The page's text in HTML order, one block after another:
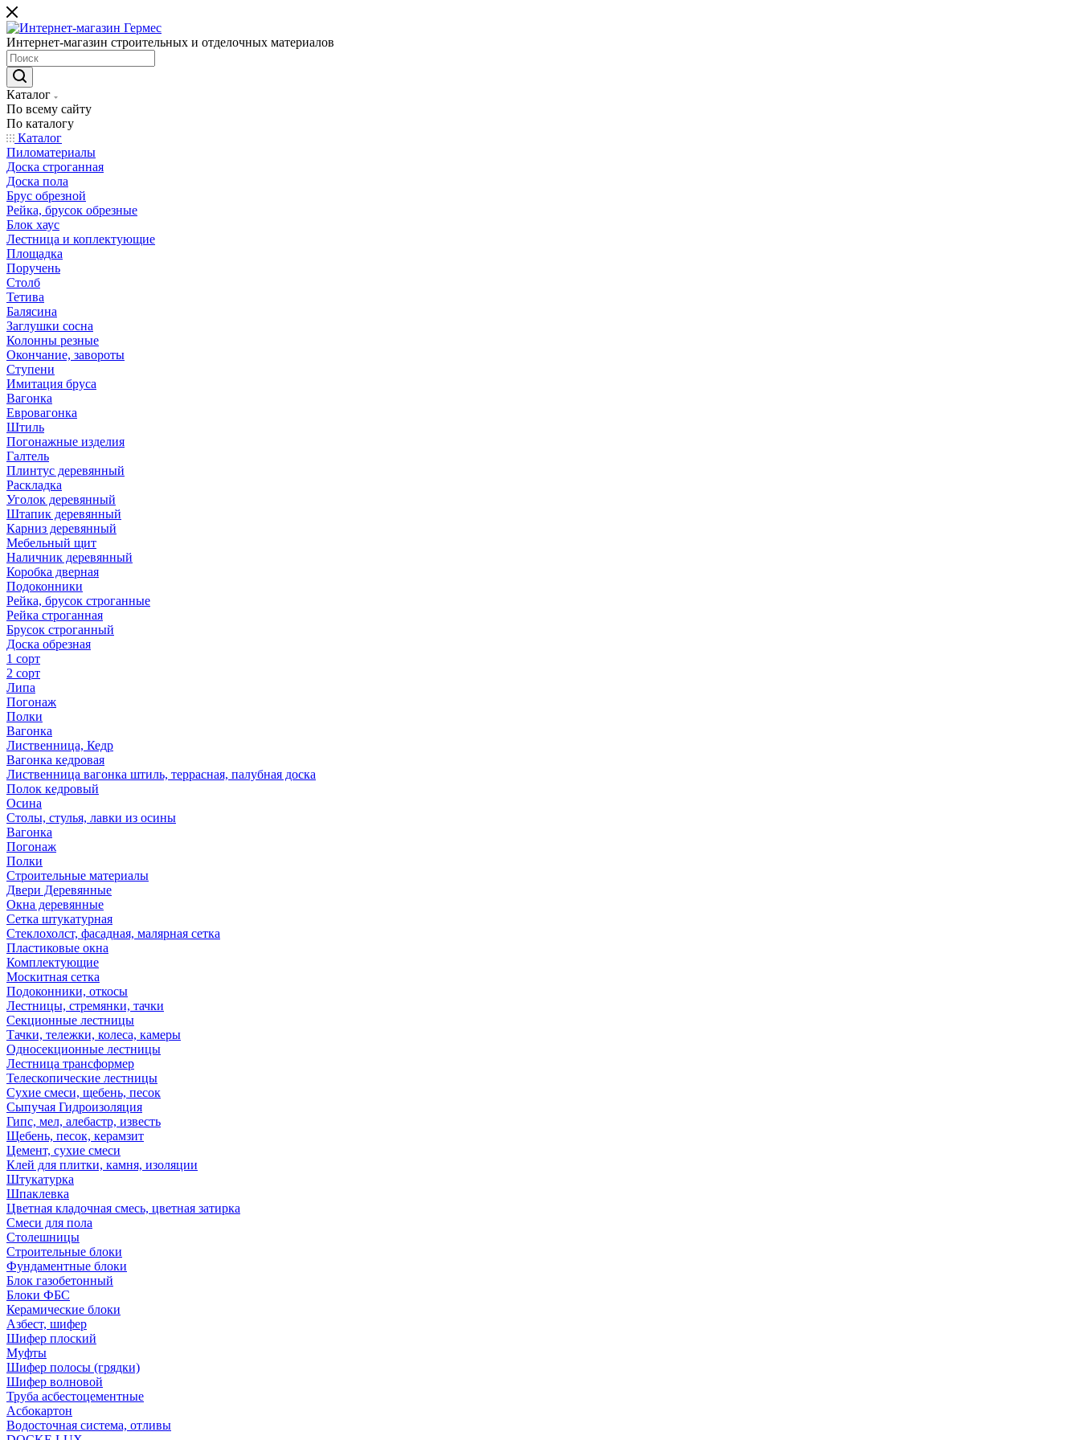
Интернет-магазин строительных и отделочных материалов
Каталог
По всему сайту
По каталогу
Каталог
Пиломатериалы
Доска строганная
Доска пола
Брус обрезной
Рейка, брусок обрезные
Блок хаус
Лестница и коплектующие
Площадка
Поручень
Столб
Тетива
Балясина
Заглушки сосна
Колонны резные
Окончание, завороты
Ступени
Имитация бруса
Вагонка
Евровагонка
Штиль
Погонажные изделия
Галтель
Плинтус деревянный
Раскладка
Уголок деревянный
Штапик деревянный
Карниз деревянный
Мебельный щит
Наличник деревянный
Коробка дверная
Подоконники
Рейка, брусок строганные
Рейка строганная
Брусок строганный
Доска обрезная
1 сорт
2 сорт
Липа
Погонаж
Полки
Вагонка
Лиственница, Кедр
Вагонка кедровая
Лиственница вагонка штиль, террасная, палубная доска
Полок кедровый
Осина
Столы, стулья, лавки из осины
Вагонка
Погонаж
Полки
Строительные материалы
Двери Деревянные
Окна деревянные
Сетка штукатурная
Стеклохолст, фасадная, малярная сетка
Пластиковые окна
Комплектующие
Москитная сетка
Подоконники, откосы
Лестницы, стремянки, тачки
Секционные лестницы
Тачки, тележки, колеса, камеры
Односекционные лестницы
Лестница трансформер
Телескопические лестницы
Сухие смеси, щебень, песок
Сыпучая Гидроизоляция
Гипс, мел, алебастр, известь
Щебень, песок, керамзит
Цемент, сухие смеси
Клей для плитки, камня, изоляции
Штукатурка
Шпаклевка
Цветная кладочная смесь, цветная затирка
Смеси для пола
Столешницы
Строительные блоки
Фундаментные блоки
Блок газобетонный
Блоки ФБС
Керамические блоки
Азбест, шифер
Шифер плоский
Муфты
Шифер полосы (грядки)
Шифер волновой
Труба асбестоцементные
Асбокартон
Водосточная система, отливы